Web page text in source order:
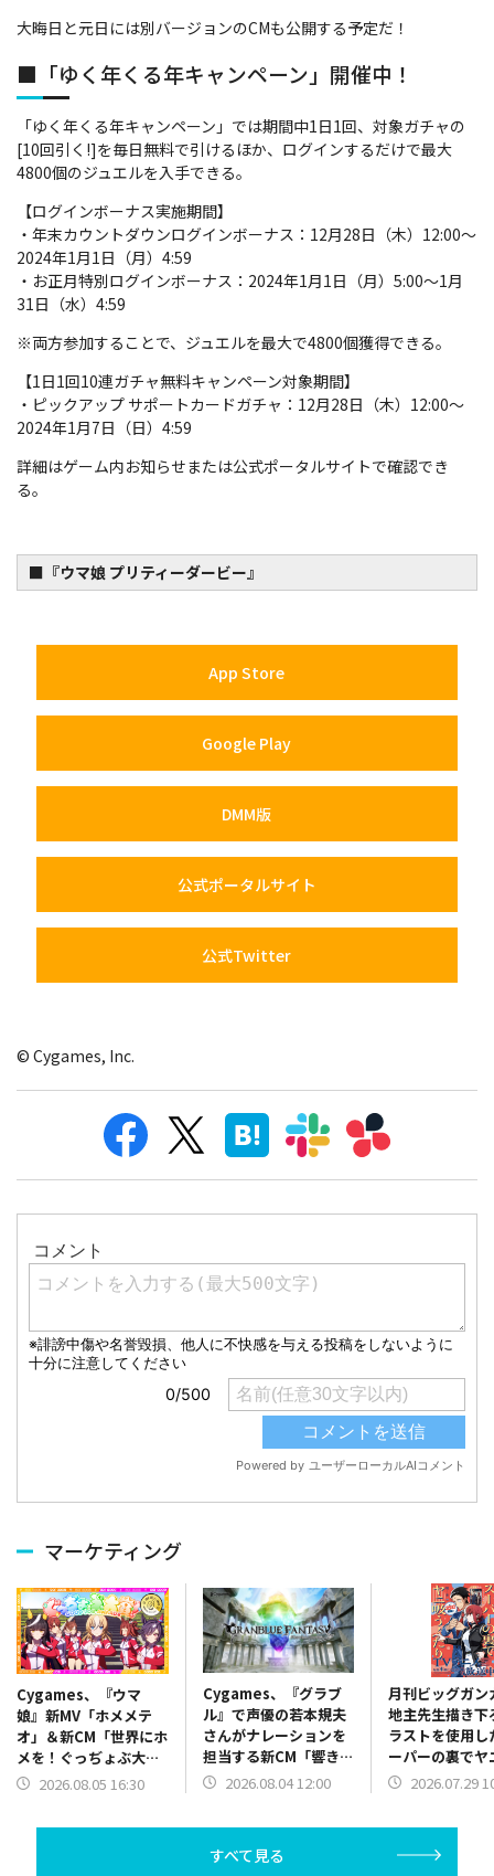
大晦日と元日には別バージョンのCMも公開する予定だ！
■「ゆく年くる年キャンペーン」開催中！
「ゆく年くる年キャンペーン」では期間中1日1回、対象ガチャの
[10回引く!]を毎日無料で引けるほか、ログインするだけで最大
4800個のジュエルを入手できる。
【ログインボーナス実施期間】
・年末カウントダウンログインボーナス：12月28日（木）12:00～
2024年1月1日（月）4:59
・お正月特別ログインボーナス：2024年1月1日（月）5:00～1月
31日（水）4:59
※両方参加することで、ジュエルを最大で4800個獲得できる。
【1日1回10連ガチャ無料キャンペーン対象期間】
・ピックアップ サポートカードガチャ：12月28日（木）12:00～
2024年1月7日（日）4:59
詳細はゲーム内お知らせまたは公式ポータルサイトで確認でき
る。
■『ウマ娘 プリティーダービー』
App Store
Google Play
DMM版
公式ポータルサイト
公式Twitter
© Cygames, Inc.
マーケティング
Cygames、『ウマ
娘』新MV「ホメメテ
オ」＆新CM「世界にホ
メを！ぐっぢょぶ大
賞」篇公開を記念したX
2026.08.05 16:30
Cygames、『グラブ
ル』で声優の若本規夫
さんがナレーションを
担当する新CM「響き渡
る福音！101億宝晶石
2026.08.04 12:00
月刊ビッグガン
地主先生描き下
ラストを使用し
ーパーの裏でヤ
ふたり』SPポ
2026.07.29
すべて見る